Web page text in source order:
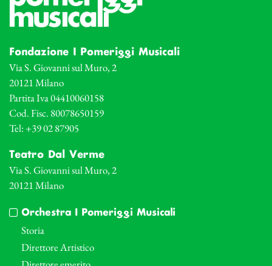
Fondazione I Pomeriggi Musicali
Via S. Giovanni sul Muro, 2
20121 Milano
Partita Iva 04410060158
Cod. Fisc. 80078650159
Tel: +39 02 87905
Teatro Dal Verme
Via S. Giovanni sul Muro, 2
20121 Milano
Orchestra I Pomeriggi Musicali
Storia
Direttore Artistico